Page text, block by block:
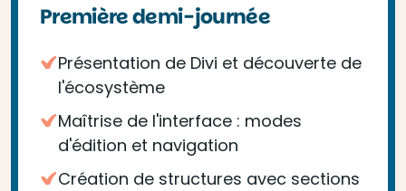
Première demi-journée
Présentation de Divi et découverte de
l'écosystème
Maîtrise de l'interface : modes
d'édition et navigation
Création de structures avec sections